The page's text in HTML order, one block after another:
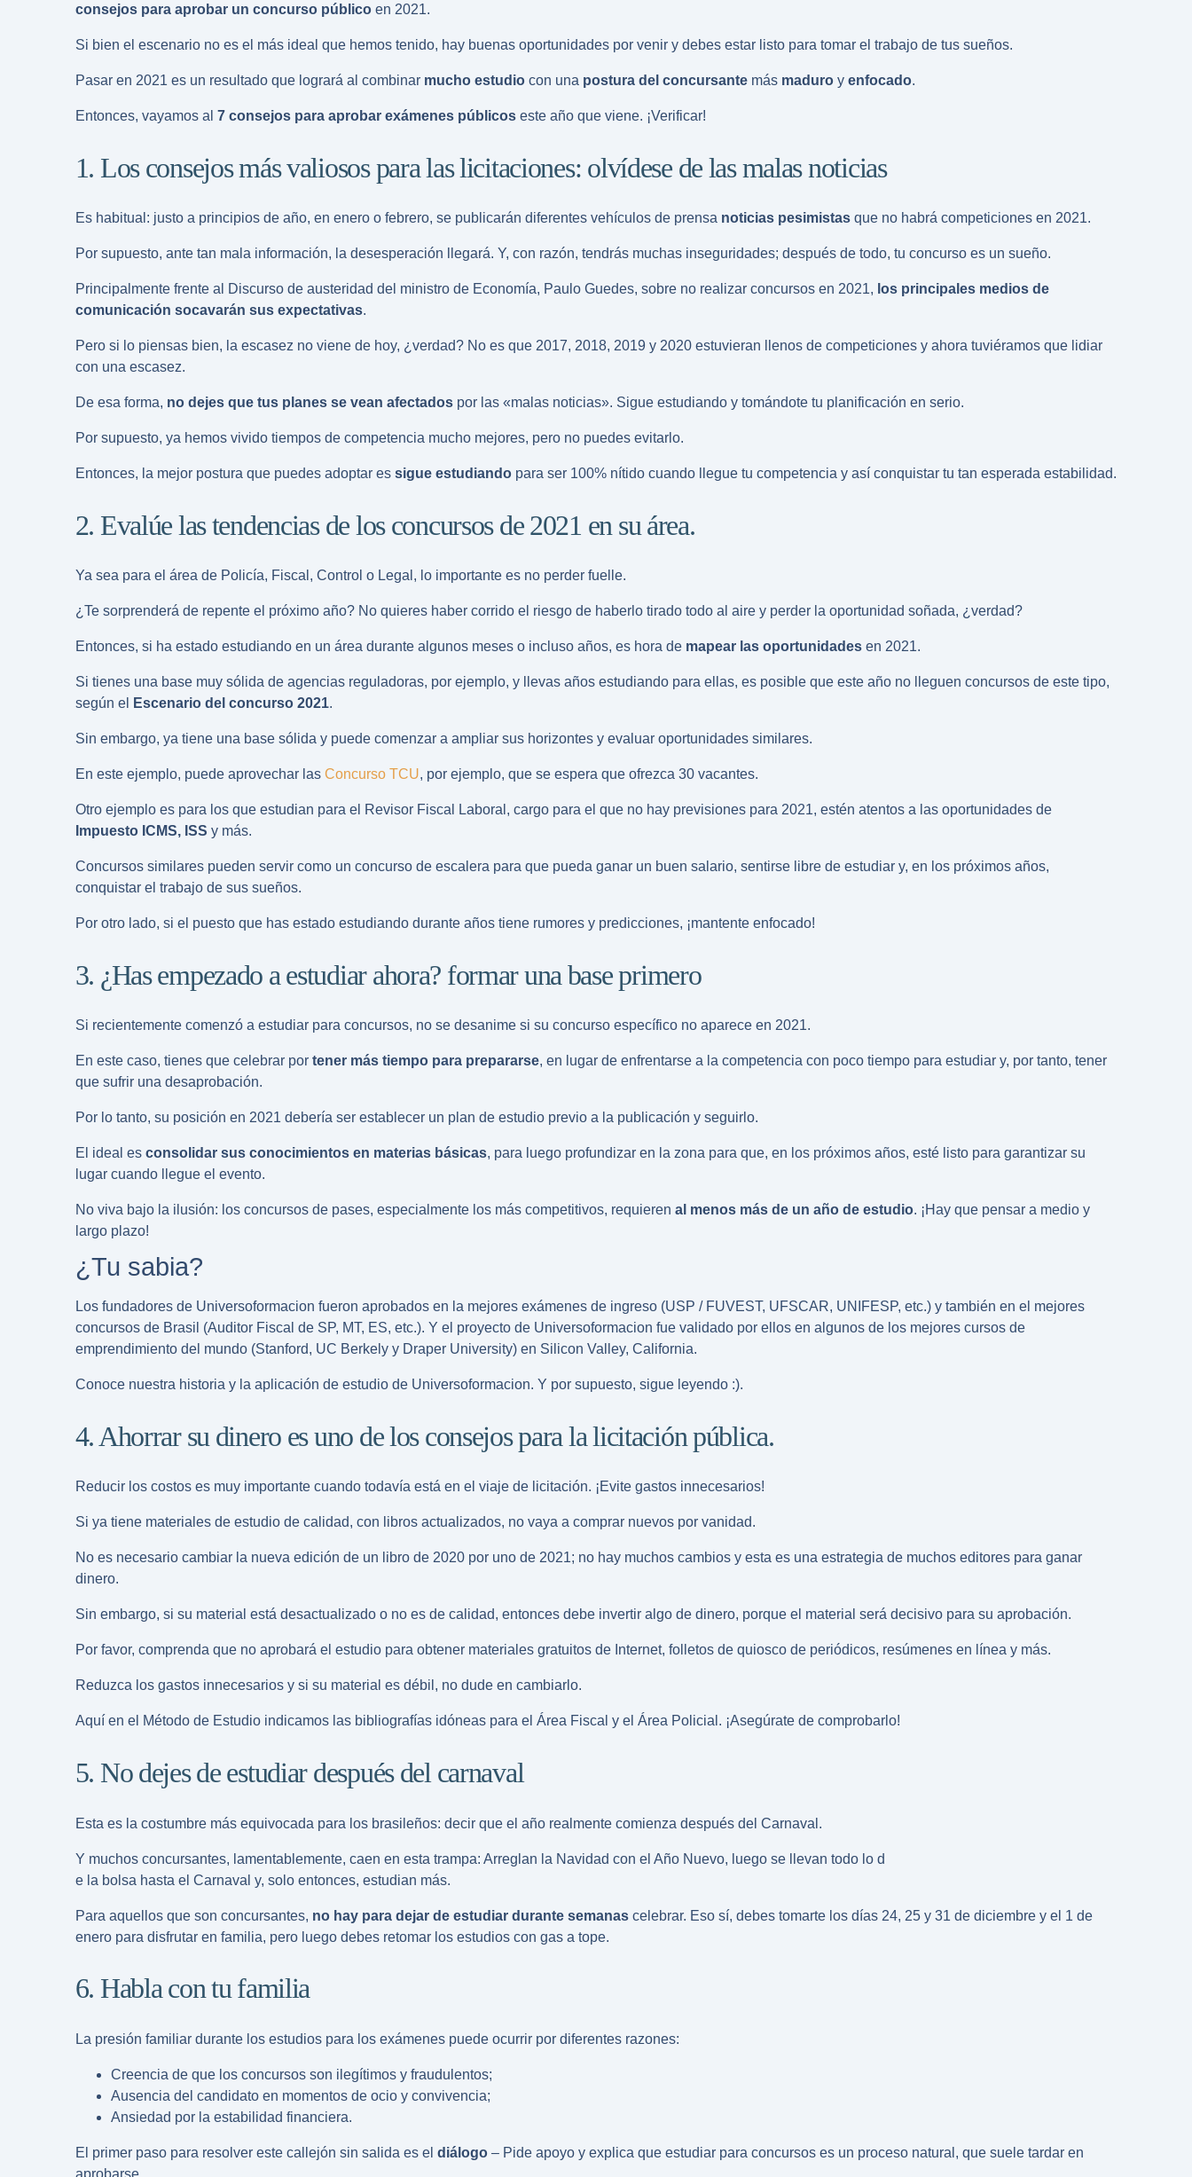
consejos para aprobar un concurso públicoen 2021.
Si bien el escenario no es el más ideal que hemos tenido, hay buenas oportunidades por venir y debes estar listo para tomar el trabajo de tus sueños.
Pasar en 2021 es un resultado que logrará al combinar mucho estudiocon una postura del concursantemás maduroy enfocado.
Entonces, vayamos al 7 consejos para aprobar exámenes públicoseste año que viene. ¡Verificar!
1. Los consejos más valiosos para las licitaciones: olvídese de las malas noticias
Es habitual: justo a principios de año, en enero o febrero, se publicarán diferentes vehículos de prensa noticias pesimistasque no habrá competiciones en 2021.
Por supuesto, ante tan mala información, la desesperación llegará. Y, con razón, tendrás muchas inseguridades; después de todo, tu concurso es un sueño.
Principalmente frente al Discurso de austeridad del ministro de Economía, Paulo Guedes, sobre no realizar concursos en 2021, los principales medios de
comunicación socavarán sus expectativas.
Pero si lo piensas bien, la escasez no viene de hoy, ¿verdad? No es que 2017, 2018, 2019 y 2020 estuvieran llenos de competiciones y ahora tuviéramos que lidiar
con una escasez.
De esa forma, no dejes que tus planes se vean afectadospor las «malas noticias». Sigue estudiando y tomándote tu planificación en serio.
Por supuesto, ya hemos vivido tiempos de competencia mucho mejores, pero no puedes evitarlo.
Entonces, la mejor postura que puedes adoptar es sigue estudiandopara ser 100% nítido cuando llegue tu competencia y así conquistar tu tan esperada estabilidad.
2. Evalúe las tendencias de los concursos de 2021 en su área.
Ya sea para el área de Policía, Fiscal, Control o Legal, lo importante es no perder fuelle.
¿Te sorprenderá de repente el próximo año? No quieres haber corrido el riesgo de haberlo tirado todo al aire y perder la oportunidad soñada, ¿verdad?
Entonces, si ha estado estudiando en un área durante algunos meses o incluso años, es hora de mapear las oportunidadesen 2021.
Si tienes una base muy sólida de agencias reguladoras, por ejemplo, y llevas años estudiando para ellas, es posible que este año no lleguen concursos de este tipo,
según el
Escenario del concurso 2021.
Sin embargo, ya tiene una base sólida y puede comenzar a ampliar sus horizontes y evaluar oportunidades similares.
En este ejemplo, puede aprovechar las Concurso TCU, por ejemplo, que se espera que ofrezca 30 vacantes.
Otro ejemplo es para los que estudian para el Revisor Fiscal Laboral, cargo para el que no hay previsiones para 2021, estén atentos a las oportunidades de
Impuesto ICMS, ISS y más.
Concursos similares pueden servir como un concurso de escalera para que pueda ganar un buen salario, sentirse libre de estudiar y, en los próximos años,
conquistar el trabajo de sus sueños.
Por otro lado, si el puesto que has estado estudiando durante años tiene rumores y predicciones, ¡mantente enfocado!
3. ¿Has empezado a estudiar ahora? formar una base primero
Si recientemente comenzó a estudiar para concursos, no se desanime si su concurso específico no aparece en 2021.
En este caso, tienes que celebrar por tener más tiempo para prepararse, en lugar de enfrentarse a la competencia con poco tiempo para estudiar y, por tanto, tener
que sufrir una desaprobación.
Por lo tanto, su posición en 2021 debería ser establecer un plan de estudio previo a la publicación y seguirlo.
El ideal es consolidar sus conocimientos en materias básicas, para luego profundizar en la zona para que, en los próximos años, esté listo para garantizar su
lugar cuando llegue el evento.
No viva bajo la ilusión: los concursos de pases, especialmente los más competitivos, requieren al menos más de un año de estudio. ¡Hay que pensar a medio y
largo plazo!
¿Tu sabia?
Los fundadores de Universoformacion fueron aprobados en la mejores exámenes de ingreso(USP / FUVEST, UFSCAR, UNIFESP, etc.) y también en el mejores
concursosde Brasil (Auditor Fiscal de SP, MT, ES, etc.). Y el proyecto de Universoformacion fue validado por ellos en algunos de los mejores cursos de
emprendimiento del mundo(Stanford, UC Berkely y Draper University) en Silicon Valley, California.
Conoce nuestra historia y la aplicación de estudio de Universoformacion. Y por supuesto, sigue leyendo :).
4. Ahorrar su dinero es uno de los consejos para la licitación pública.
Reducir los costos es muy importante cuando todavía está en el viaje de licitación. ¡Evite gastos innecesarios!
Si ya tiene materiales de estudio de calidad, con libros actualizados, no vaya a comprar nuevos por vanidad.
No es necesario cambiar la nueva edición de un libro de 2020 por uno de 2021; no hay muchos cambios y esta es una estrategia de muchos editores para ganar
dinero.
Sin embargo, si su material está desactualizado o no es de calidad, entonces debe invertir algo de dinero, porque el material será decisivo para su aprobación.
Por favor, comprenda que no aprobará el estudio para obtener materiales gratuitos de Internet, folletos de quiosco de periódicos, resúmenes en línea y más.
Reduzca los gastos innecesarios y si su material es débil, no dude en cambiarlo.
Aquí en el Método de Estudio indicamos las bibliografías idóneas para el Área Fiscal y el Área Policial. ¡Asegúrate de comprobarlo!
5. No dejes de estudiar después del carnaval
Esta es la costumbre más equivocada para los brasileños: decir que el año realmente comienza después del Carnaval.
Y muchos concursantes, lamentablemente, caen en esta trampa: Arreglan la Navidad con el Año Nuevo, luego se llevan todo lo d
e la bolsa hasta el Carnaval y, solo entonces, estudian más.
Para aquellos que son concursantes, no hay para dejar de estudiar durante semanascelebrar. Eso sí, debes tomarte los días 24, 25 y 31 de diciembre y el 1 de
enero para disfrutar en familia, pero luego debes retomar los estudios con gas a tope.
6. Habla con tu familia
La presión familiar durante los estudios para los exámenes puede ocurrir por diferentes razones:
Creencia de que los concursos son ilegítimos y fraudulentos;
Ausencia del candidato en momentos de ocio y convivencia;
Ansiedad por la estabilidad financiera.
El primer paso para resolver este callejón sin salida es el diálogo– Pide apoyo y explica que estudiar para concursos es un proceso natural, que suele tardar en
aprobarse.